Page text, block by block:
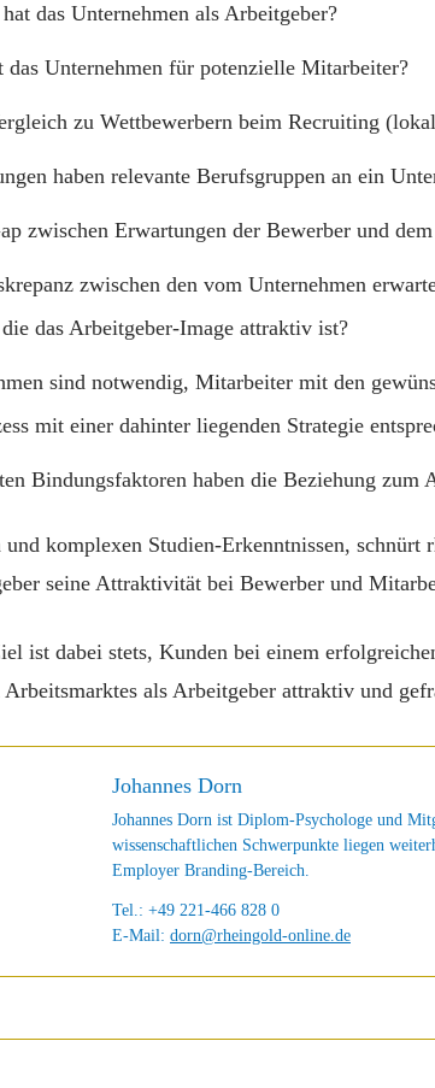
das Unternehmen als Arbeitgeber?
Unternehmen für potenzielle Mitarbeiter?
zu Wettbewerbern beim Recruiting
haben relevante Berufsgruppen an ein
zwischen Erwartungen der Bewerber und
zwischen den vom Unternehmen
das Arbeitgeber-Image attraktiv ist?
sind notwendig, Mitarbeiter mit den
mit einer dahinter liegenden Strategie
Bindungsfaktoren haben die Beziehung zum
und komplexen Studien-Erkenntnissen,
seine Attraktivität bei Bewerber und
ist dabei stets, Kunden bei einem
als Arbeitgeber attraktiv und
Johannes Dorn
Johannes Dorn ist Diplom-Psychologe und
wissenschaftlichen Schwerpunkte liegen
Employer Branding-Bereich.
Tel.: +49 221-466 828 0
E-Mail: dorn@rheingold-online.de